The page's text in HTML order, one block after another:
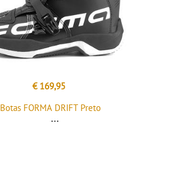
€ 169,95
Botas FORMA DRIFT Preto